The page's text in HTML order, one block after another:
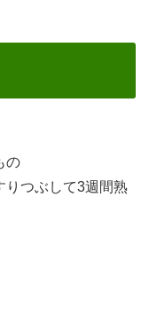
の
つぶして3週間熟